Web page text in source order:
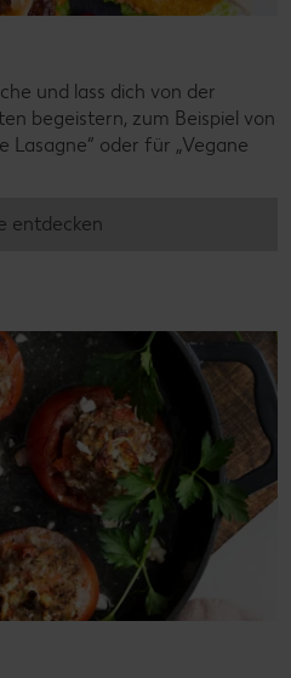
und lass dich von der
begeistern, zum Beispiel von
Lasagne“ oder für „Vegane
entdecken